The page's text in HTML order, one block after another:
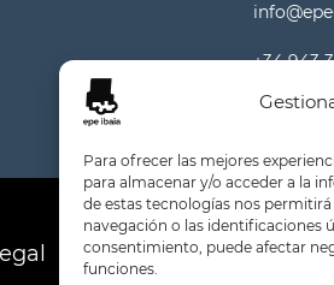
Para ofrecer las mejores
para almacenar y/o acceder a la
de estas tecnologías nos
navegación o las identificaciones
consentimiento, puede afectar
funciones.
+34 943
Política de privacidad